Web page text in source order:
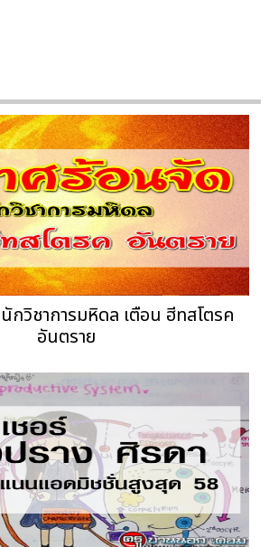
กวิชาการมหิดล เตือน ฮีทสโตรค
อันตราย